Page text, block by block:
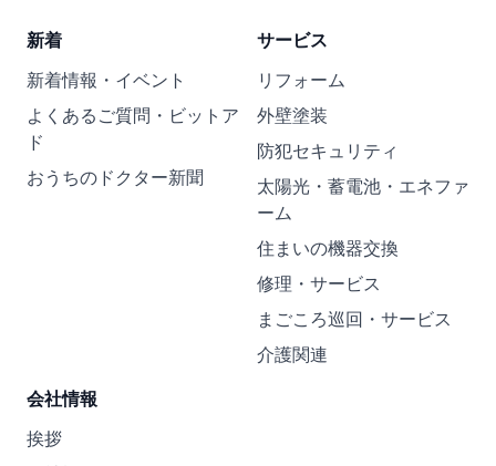
新着
新着情報・イベント
よくあるご質問・ビットア
ド
おうちのドクター新聞
サービス
リフォーム
外壁塗装
防犯セキュリティ
太陽光・蓄電池・エネファ
ーム
住まいの機器交換
修理・サービス
まごころ巡回・サービス
介護関連
会社情報
挨拶